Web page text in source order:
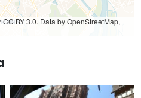
CC BY 3.0. Data by OpenStreetMap,